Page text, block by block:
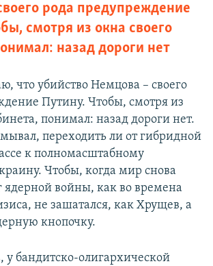
рода предупреждение
смотря из окна своего
назад дороги нет
что убийство Немцова – своего
Путину. Чтобы, смотря из
понимал: назад дороги нет.
переходить ли от гибридной
к полномасштабному
Чтобы, когда мир снова
ядерной войны, как во времена
не зашатался, как Хрущев, а
кнопочку.
у бандитско-олигархической